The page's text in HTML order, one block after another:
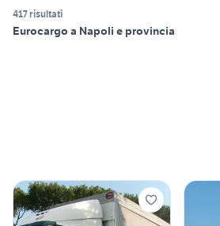
417 risultati
Eurocargo a Napoli e provincia